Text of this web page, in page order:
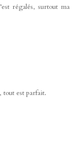
régalés, surtout ma
est parfait.